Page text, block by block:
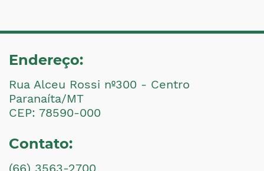
Endereço:
Rua Alceu Rossi nº300 - Centro
Paranaíta/MT
CEP: 78590-000
Contato:
(66) 3563-2700